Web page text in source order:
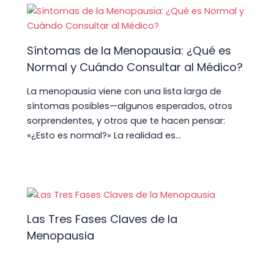
Síntomas de la Menopausia: ¿Qué es
Normal y Cuándo Consultar al Médico?
La menopausia viene con una lista larga de
síntomas posibles—algunos esperados, otros
sorprendentes, y otros que te hacen pensar:
«¿Esto es normal?» La realidad es…
Las Tres Fases Claves de la
Menopausia